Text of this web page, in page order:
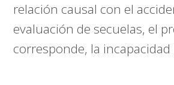
relación causal con el
evaluación de secuelas, el
corresponde, la incapacidad